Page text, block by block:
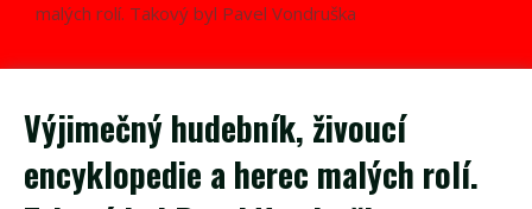
malých rolí. Takový byl Pavel Vondruška
Výjimečný hudebník, živoucí
encyklopedie a herec malých rolí.